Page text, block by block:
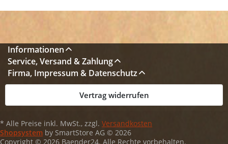
Informationen
Service, Versand & Zahlung
Firma, Impressum & Datenschutz
Vertrag widerrufen
* Alle Preise inkl. MwSt., zzgl. Versandkosten
Shopsystem by SmartStore AG © 2026
Copyright © 2026 Baender24. Alle Rechte vorbehalten.